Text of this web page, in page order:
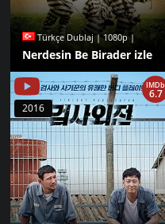
Türkçe Dublaj | 1080p |
Nerdesin Be Birader izle
IMDb
6.7
2016